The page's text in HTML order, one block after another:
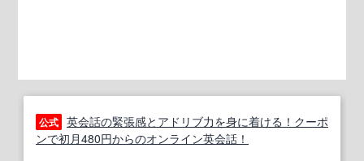
公式 英会話の緊張感とアドリブ力を身に着ける！クーポ
ンで初月480円からのオンライン英会話！